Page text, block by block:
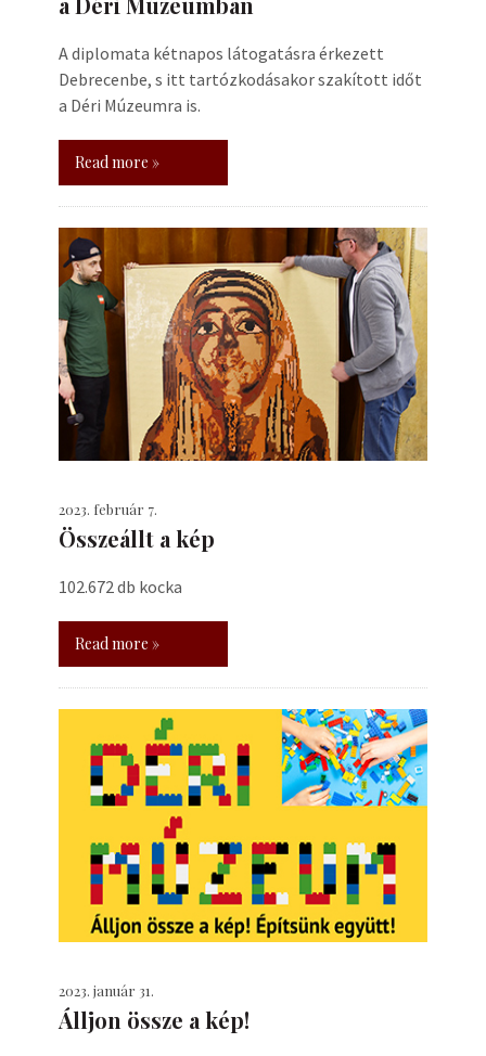
A diplomata kétnapos látogatásra érkezett
Debrecenbe, s itt tartózkodásakor szakított időt
a Déri Múzeumra is.
Read more »
2023. február 7.
Összeállt a kép
102.672 db kocka
Read more »
2023. január 31.
Álljon össze a kép!